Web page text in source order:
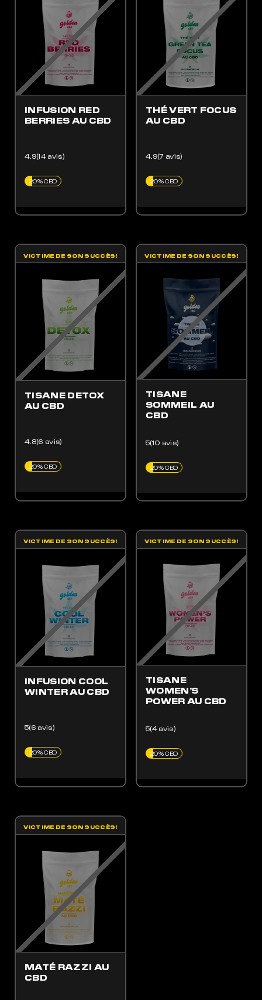
INFUSION RED
BERRIES AU CBD
20% CBD
4.9(14 avis)
THÉ VERT FOCUS
AU CBD
20% CBD
4.9(7 avis)
TISANE DETOX
AU CBD
20% CBD
4.8(6 avis)
VICTIME DE SON SUCCÈS!
OPTIONS PEUVENT ÊTRE CHOISIES SUR LA PAGE DU PRODUIT
TISANE
SOMMEIL AU
CBD
20% CBD
5(10 avis)
VICTIME DE SON SUCCÈS!
PRODUIT A PLUSIEURS VARIATIONS. LES OPTIONS PEUVENT ÊTRE CHOISIES SUR LA
INFUSION COOL
WINTER AU CBD
20% CBD
5(6 avis)
VICTIME DE SON SUCCÈS!
TISANE
WOMEN’S
POWER AU CBD
20% CBD
5(4 avis)
VICTIME DE SON SUCCÈS!
PRODUIT A PLUSIEURS VARIATIONS. LES OPTIONS PEUVENT ÊTRE CHOISIES SUR LA
MATÉ RAZZI AU
CBD
VICTIME DE SON SUCCÈS!
OPTIONS PEUVENT ÊTRE CHOISIES SUR LA PAGE DU PRODUIT